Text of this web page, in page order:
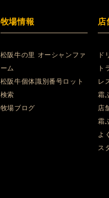
牧場情報
松阪牛の里 オーシャンファ
ーム
松阪牛個体識別番号ロット
検索
牧場ブログ
店
ド
ト
レ
霜
店
霜
よ
ス